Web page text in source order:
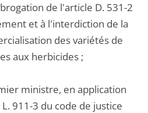
de l'article D. 531-2
et à l'interdiction de la
des variétés de
aux herbicides ;
ministre, en application
911-3 du code de justice